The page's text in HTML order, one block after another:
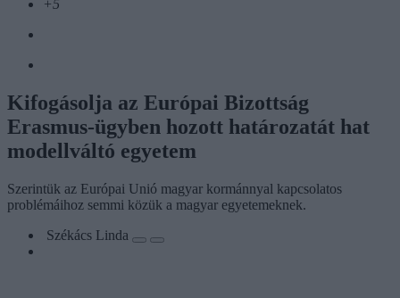
+5
Kifogásolja az Európai Bizottság
Erasmus-ügyben hozott határozatát hat
modellváltó egyetem
Szerintük az Európai Unió magyar kormánnyal kapcsolatos
problémáihoz semmi közük a magyar egyetemeknek.
Székács Linda